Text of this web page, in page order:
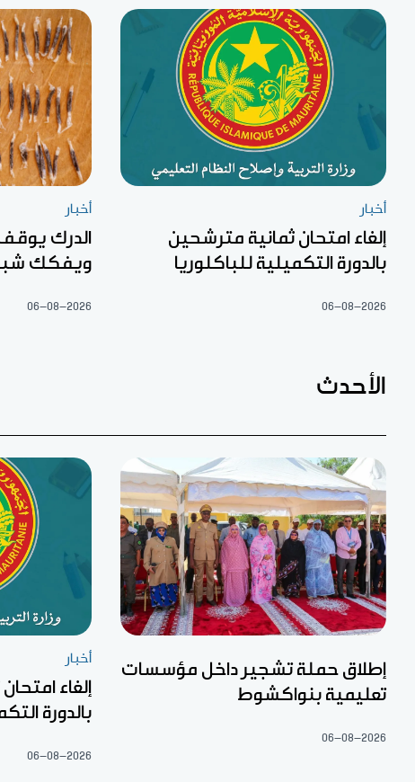
أخبار
إلغاء امتحان ثمانية مترشحين
بالدورة التكميلية للباكلوريا
06-08-2026
أخبار
ويفكك
06-08-2026
الأحدث
إطلاق حملة تشجير داخل مؤسسات
تعليمية بنواكشوط
06-08-2026
أخبار
إلغاء
بالدورة
06-08-2026